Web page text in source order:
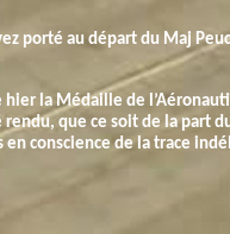
porté au départ du Maj
la Médaille de
que ce soit de la part
conscience de la trace